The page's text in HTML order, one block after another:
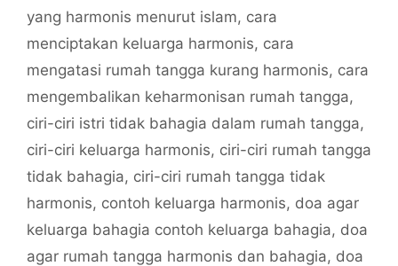
yang harmonis menurut islam, cara
menciptakan keluarga harmonis, cara
mengatasi rumah tangga kurang harmonis, cara
mengembalikan keharmonisan rumah tangga,
ciri-ciri istri tidak bahagia dalam rumah tangga,
ciri-ciri keluarga harmonis, ciri-ciri rumah tangga
tidak bahagia, ciri-ciri rumah tangga tidak
harmonis, contoh keluarga harmonis, doa agar
keluarga bahagia contoh keluarga bahagia, doa
agar rumah tangga harmonis dan bahagia, doa